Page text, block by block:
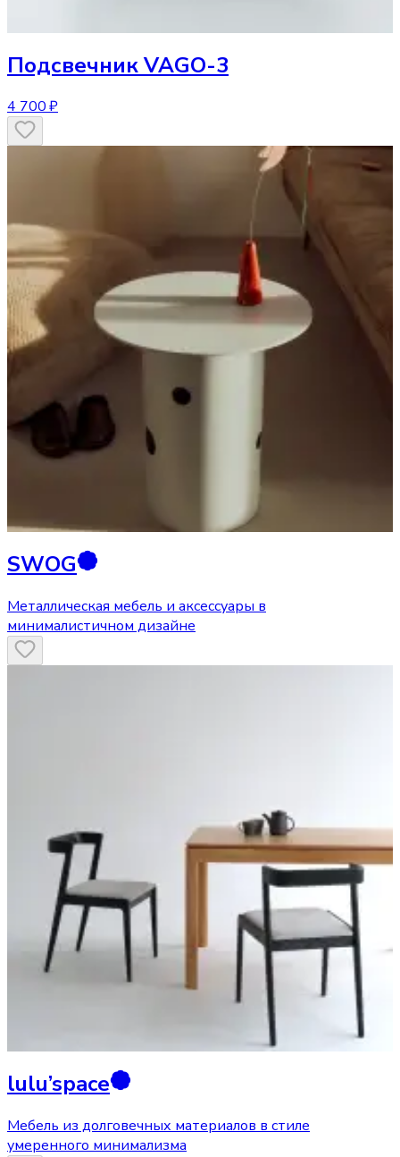
ПодсвечникVAGO-3
4 700 ₽
SWOG
Металлическая мебель и аксессуары в
минималистичном дизайне
lulu’space
Мебель из долговечных материалов в стиле
умеренного минимализма